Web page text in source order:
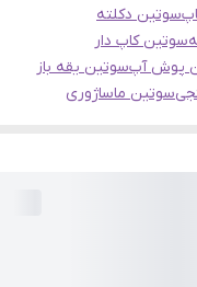
سوتین دکلته
سوتین کاپ دار
پوش آپسوتین یقه باز
سوتین ماساژوری